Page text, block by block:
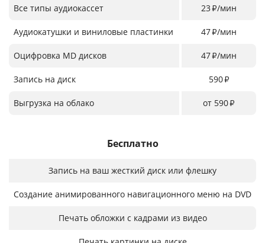
Все типы аудиокассет 23₽/мин
Аудиокатушки и виниловые пластинки 47₽/мин
Оцифровка MD дисков 47₽/мин
Запись на диск 590₽
Выгрузка на облако от 590₽
Бесплатно
Запись на ваш жесткий диск или флешку
Создание анимированного навигационного меню на DVD
Печать обложки с кадрами из видео